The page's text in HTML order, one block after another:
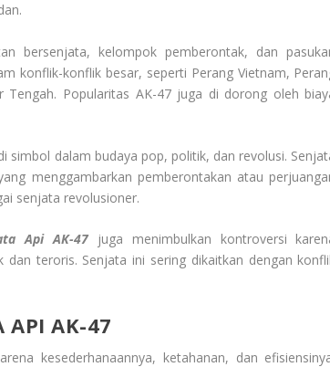
bersenjata, kelompok pemberontak, dan
konflik-konflik besar, seperti Perang Vietnam,
Popularitas AK-47 juga di dorong oleh
simbol dalam budaya pop, politik, dan revolusi.
menggambarkan pemberontakan atau
senjata revolusioner.
Api AK-47juga menimbulkan kontroversi
teroris. Senjata ini sering dikaitkan dengan
API AK-47
kesederhanaannya, ketahanan, dan